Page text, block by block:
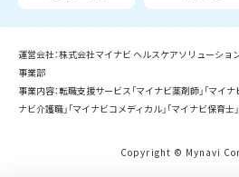
運営会社：株式会社マイナビ ヘルスケアソリューシ
事業部
事業内容：転職支援サービス「マイナビ薬剤師」「マイナ
ナビ介護職」「マイナビコメディカル」「マイナビ保育士
Copyright © Mynavi